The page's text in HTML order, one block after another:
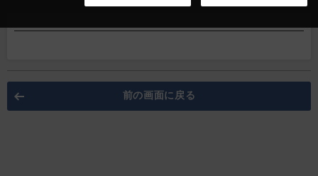
前の画面に戻る